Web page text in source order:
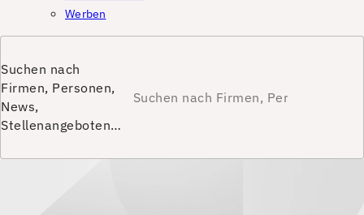
Werben
Suchen nach
Firmen, Personen,
News,
Stellenangeboten…